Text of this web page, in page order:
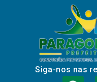
Siga-nos nas